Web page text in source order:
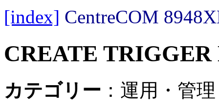
[index] CentreCOM
CREATE
カテゴリー ：運用・管